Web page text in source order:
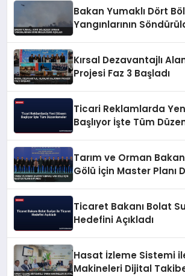
Bakan Yumaklı Dört
Yangınlarının
Kırsal Dezavantajlı
Projesi Faz 3 Başladı
Ticari Reklamlarda
Başlıyor İşte Tüm
Tarım ve Orman
Gölü İçin Master Planı
Ticaret Bakanı Bolat
Hedefini Açıkladı
Hasat İzleme Sistemi
Makineleri Dijital Takibe